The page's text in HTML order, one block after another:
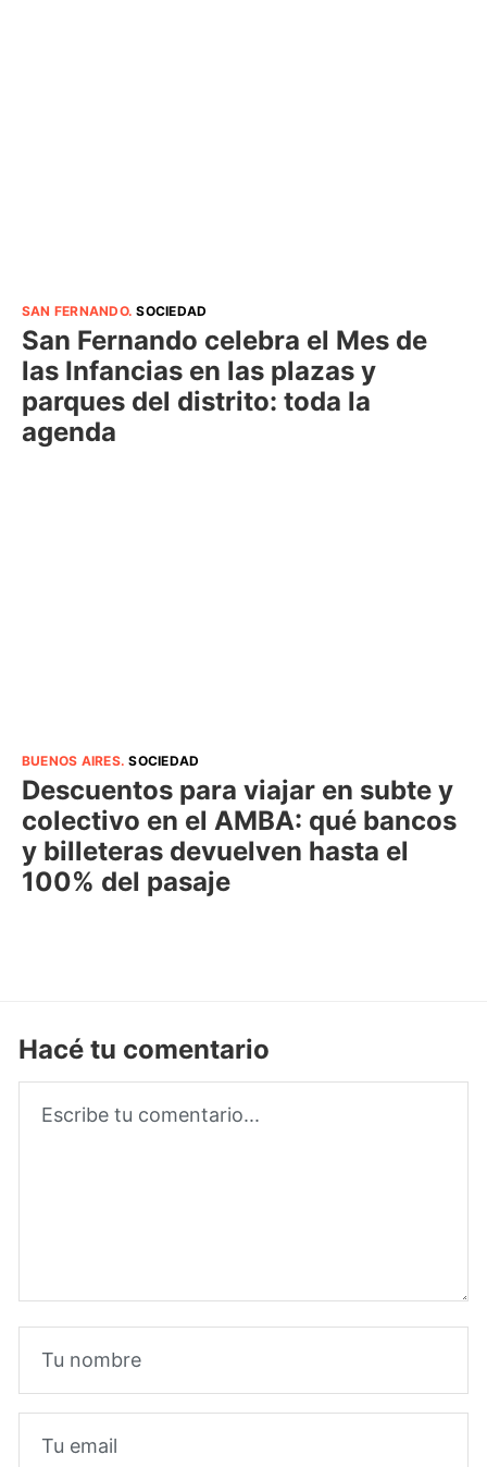
SAN FERNANDO.SOCIEDAD
San Fernando celebra el Mes de
las Infancias en las plazas y
parques del distrito: toda la
agenda
BUENOS AIRES.SOCIEDAD
Descuentos para viajar en subte y
colectivo en el AMBA: qué bancos
y billeteras devuelven hasta el
100% del pasaje
Hacé tu comentario